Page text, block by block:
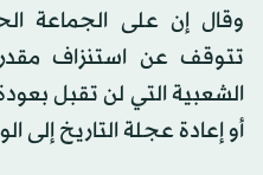
وقال إن على الجماعة
تتوقف عن استنزاف
الشعبية التي لن تقبل
أو إعادة عجلة التاريخ إلى